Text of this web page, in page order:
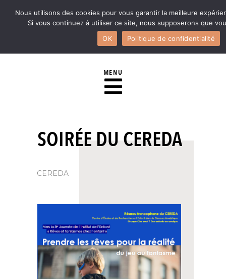
MENU
SOIRÉE DU CEREDA
CEREDA
Nous utilisons des cookies pour vous garantir la meilleure
Si vous continuez à utiliser ce site, nous supposerons que
OK
Politique de confidentialité